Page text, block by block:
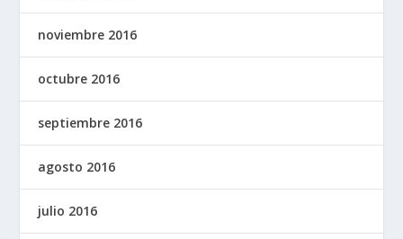
noviembre 2016
octubre 2016
septiembre 2016
agosto 2016
julio 2016